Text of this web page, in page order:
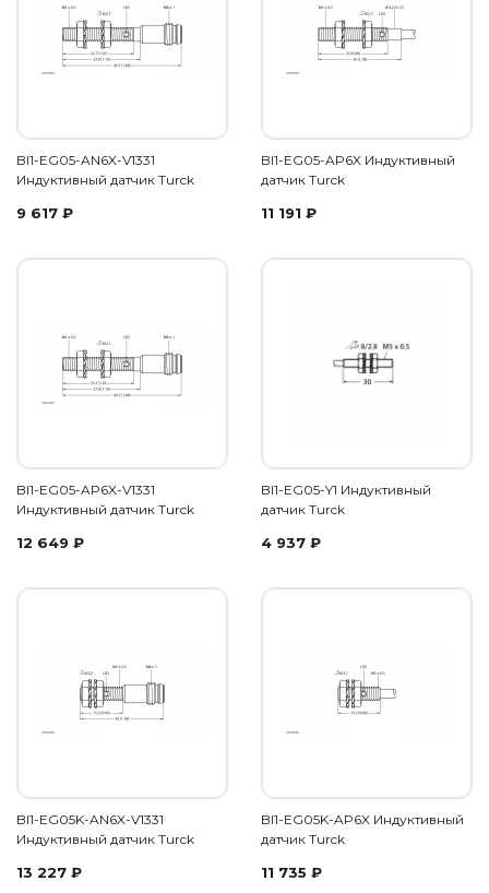
BI1-EG05-AN6X-V1331
Индуктивный датчик Turck
9 617 ₽
BI1-EG05-AP6X Индуктивный
датчик Turck
11 191 ₽
BI1-EG05-AP6X-V1331
Индуктивный датчик Turck
12 649 ₽
BI1-EG05-Y1 Индуктивный
датчик Turck
4 937 ₽
BI1-EG05K-AN6X-V1331
Индуктивный датчик Turck
13 227 ₽
BI1-EG05K-AP6X Индуктивный
датчик Turck
11 735 ₽